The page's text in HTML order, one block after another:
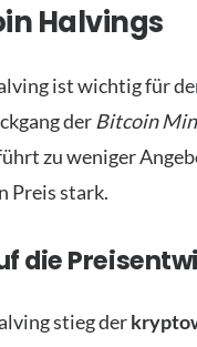
Halvings
ist wichtig für
der Bitcoin
zu weniger
Preis stark.
die
stieg der